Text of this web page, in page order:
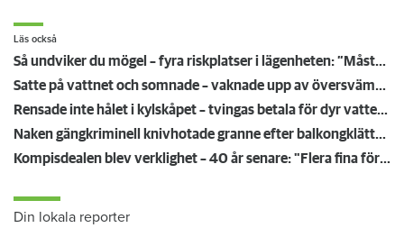
Läs också
Så undviker du mögel – fyra riskplatser i lägenheten: ”Måste städa bort”
Satte på vattnet och somnade – vaknade upp av översvämning hos grannen
Rensade inte hålet i kylskåpet – tvingas betala för dyr vattenskada
Naken gängkriminell knivhotade granne efter balkongklättring
Kompisdealen blev verklighet – 40 år senare: "Flera fina fördelar med att dela bostad"
Din lokala reporter